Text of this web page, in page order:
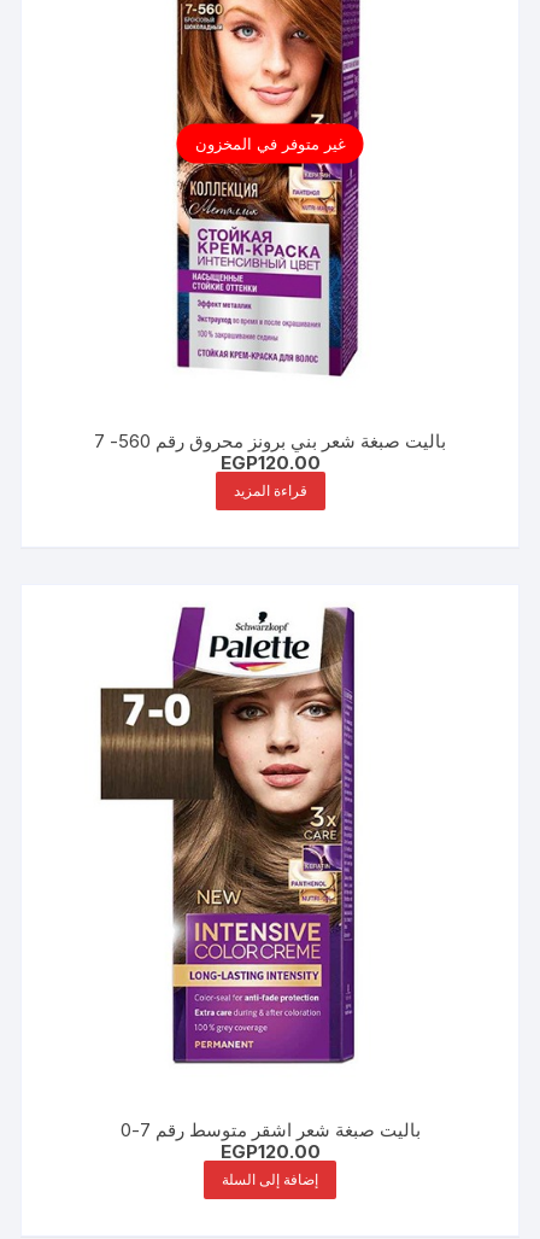
غير متوفر في المخزون
باليت صبغة شعر بني برونز محروق رقم 560- 7
EGP120.00
قراءة المزيد
باليت صبغة شعر اشقر متوسط رقم 7-0
EGP120.00
إضافة إلى السلة